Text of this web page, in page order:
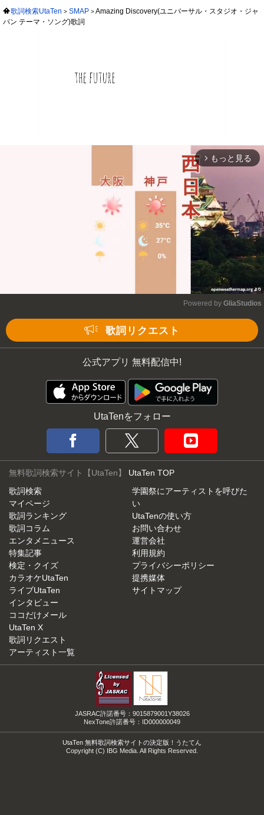
歌詞検索UtaTen SMAP
Amazing Discovery(ユニバーサル・スタジオ・ジャ
パン テーマ・ソング)歌詞
arrow_forward_ios もっと見る
Powered by GliaStudios
歌詞リクエスト
公式アプリ 無料配信中!
UtaTenをフォロー
無料歌詞検索サイト【UtaTen】 UtaTen TOP
歌詞検索
マイページ
歌詞ランキング
歌詞コラム
エンタメニュース
特集記事
検定・クイズ
カラオケUtaTen
ライブUtaTen
インタビュー
ココだけメール
UtaTen X
歌詞リクエスト
アーティスト一覧
学園祭にアーティストを呼びた
い
UtaTenの使い方
お問い合わせ
運営会社
利用規約
プライバシーポリシー
提携媒体
サイトマップ
JASRAC許諾番号：9015879001Y38026
NexTone許諾番号：ID000000049
UtaTen 無料歌詞検索サイトの決定版！うたてん
Copyright (C) IBG Media. All Rights Reserved.